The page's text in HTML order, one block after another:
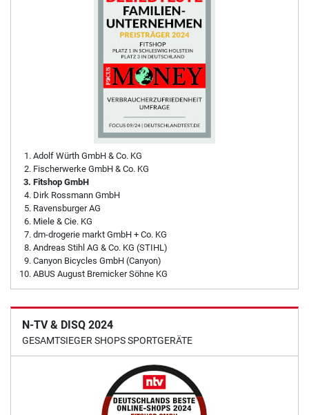
Adolf Würth GmbH & Co. KG
Fischerwerke GmbH & Co. KG
Fitshop GmbH
Dirk Rossmann GmbH
Ravensburger AG
Miele & Cie. KG
dm-drogerie markt GmbH + Co. KG
Andreas Stihl AG & Co. KG (STIHL)
Canyon Bicycles GmbH (Canyon)
ABUS August Bremicker Söhne KG
N-TV & DISQ 2024
GESAMTSIEGER SHOPS SPORTGERÄTE